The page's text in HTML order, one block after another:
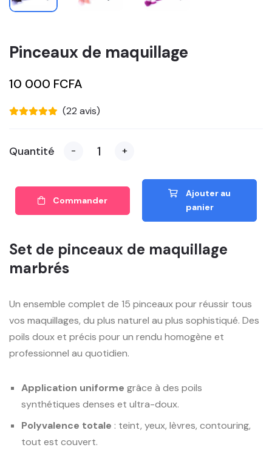
Pinceaux de maquillage
10 000 FCFA
(22 avis)
Quantité - +
Commander
Ajouter au
panier
Set de pinceaux de maquillage
marbrés
Un ensemble complet de 15 pinceaux pour réussir tous
vos maquillages, du plus naturel au plus sophistiqué. Des
poils doux et précis pour un rendu homogène et
professionnel au quotidien.
Application uniforme grâce à des poils
synthétiques denses et ultra-doux.
Polyvalence totale : teint, yeux, lèvres, contouring,
tout est couvert.